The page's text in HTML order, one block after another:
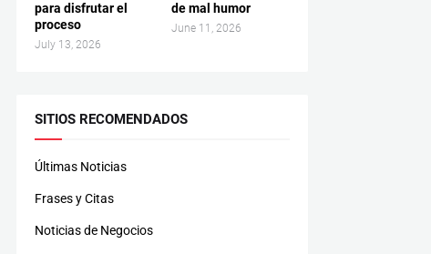
para disfrutar el
proceso
July 13, 2026
de mal humor
June 11, 2026
SITIOS RECOMENDADOS
Últimas Noticias
Frases y Citas
Noticias de Negocios